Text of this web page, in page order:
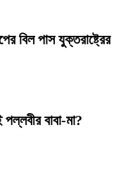
বিল পাস যুক্তরাষ্ট্রের
পল্লবীর বাবা-মা?